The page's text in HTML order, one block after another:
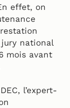
effet, on
national
mois avant
l’expert-